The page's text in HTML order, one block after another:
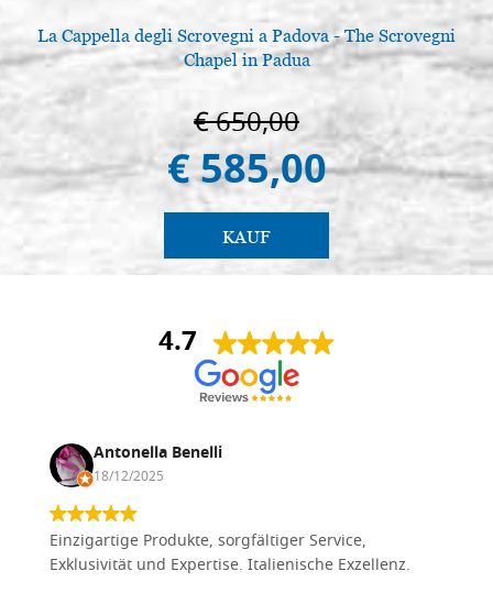
La Cappella degli Scrovegni a Padova - The Scrovegni
Chapel in Padua
€ 650,00
€ 585,00
KAUF
4.7
Antonella Benelli
18/12/2025
Einzigartige Produkte, sorgfältiger Service,
Exklusivität und Expertise. Italienische Exzellenz.